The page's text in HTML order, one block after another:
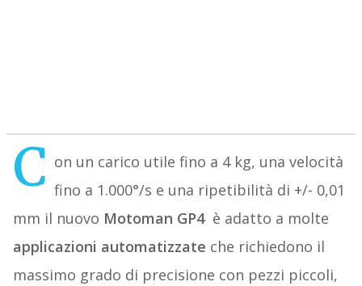
C on un carico utile fino a 4 kg, una velocità
fino a 1.000°/s e una ripetibilità di +/- 0,01
mm il nuovo Motoman GP4è adatto a molte
applicazioni automatizzate che richiedono il
massimo grado di precisione con pezzi piccoli,